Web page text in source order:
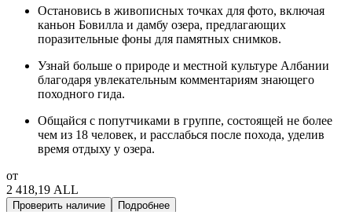
Остановись в живописных точках для фото, включая
каньон Бовилла и дамбу озера, предлагающих
поразительные фоны для памятных снимков.
Узнай больше о природе и местной культуре Албании
благодаря увлекательным комментариям знающего
походного гида.
Общайся с попутчиками в группе, состоящей не более
чем из 18 человек, и расслабься после похода, уделив
время отдыху у озера.
от
2 418,19 ALL
Проверить наличие Подробнее